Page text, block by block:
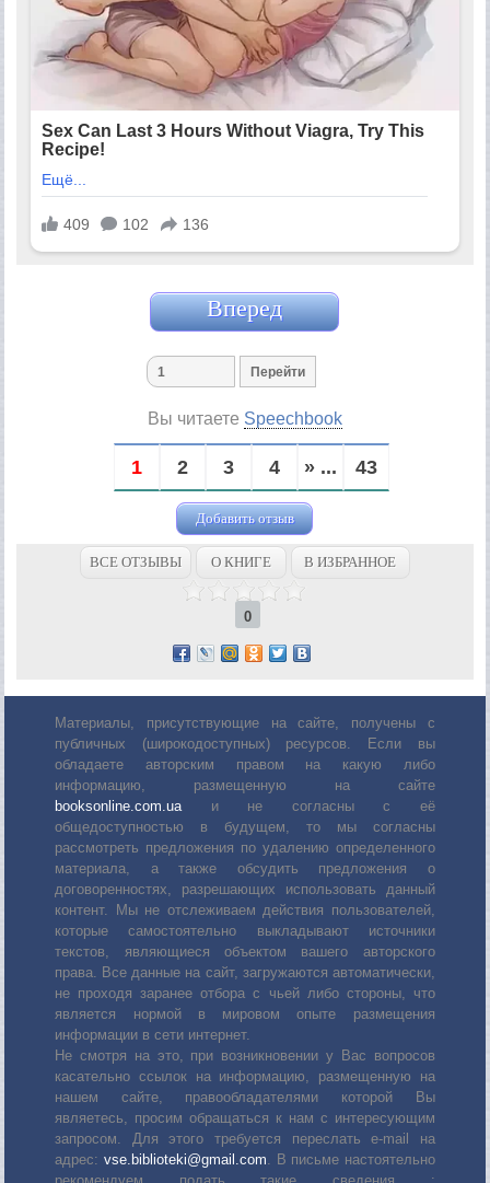
Вперед
Вы читаете Speechbook
1 2 3 4 » ... 43
Добавить отзыв
ВСЕ ОТЗЫВЫ О КНИГЕ В ИЗБРАННОЕ
0
Материалы, присутствующие на сайте, получены с
публичных (широкодоступных) ресурсов. Если вы
обладаете авторским правом на какую либо
информацию, размещенную на сайте
booksonline.com.uaи не согласны с её
общедоступностью в будущем, то мы согласны
рассмотреть предложения по удалению определенного
материала, а также обсудить предложения о
договоренностях, разрешающих использовать данный
контент. Мы не отслеживаем действия пользователей,
которые самостоятельно выкладывают источники
текстов, являющиеся объектом вашего авторского
права. Все данные на сайт, загружаются автоматически,
не проходя заранее отбора с чьей либо стороны, что
является нормой в мировом опыте размещения
информации в сети интернет.
Не смотря на это, при возникновении у Вас вопросов
касательно ссылок на информацию, размещенную на
нашем сайте, правообладателями которой Вы
являетесь, просим обращаться к нам с интересующим
запросом. Для этого требуется переслать е-mail на
адрес: vse.biblioteki@gmail.com. В письме настоятельно